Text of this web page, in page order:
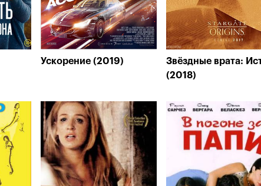
Ускорение (2019)
Звёздные врата:
(2018)